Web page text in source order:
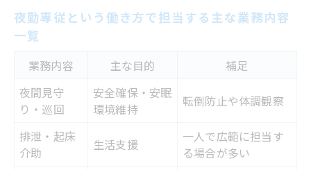
夜勤専従という働き方で担当する主な業務内容
一覧
業務内容 主な目的
補足
夜間見守
り・巡回
安全確保・安眠
環境維持
転倒防止や体調観察
排泄・起床
介助
生活支援
一人で広範に担当す
る場合が多い